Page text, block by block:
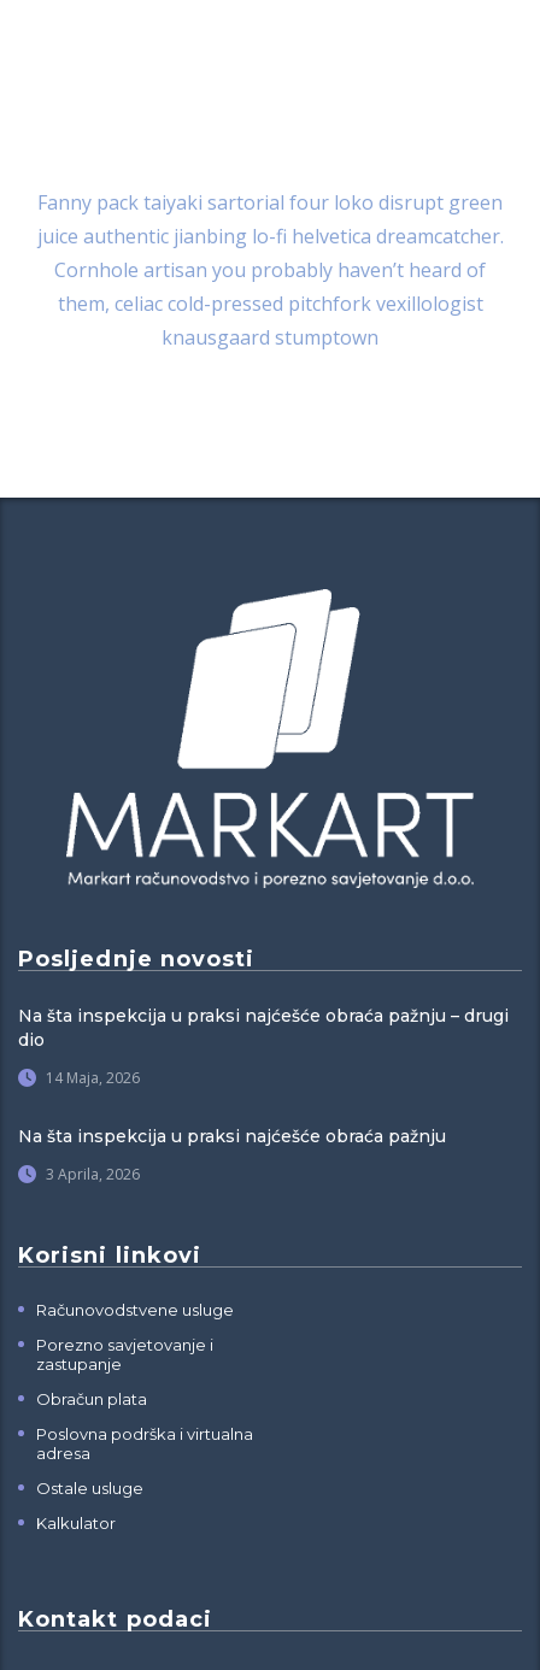
Fanny pack taiyaki sartorial four loko disrupt green
juice authentic jianbing lo-fi helvetica dreamcatcher.
Cornhole artisan you probably haven’t heard of
them, celiac cold-pressed pitchfork vexillologist
knausgaard stumptown
Posljednje novosti
Na šta inspekcija u praksi najćešće obraća pažnju – drugi
dio
14 Maja, 2026
Na šta inspekcija u praksi najćešće obraća pažnju
3 Aprila, 2026
Korisni linkovi
Računovodstvene usluge
Porezno savjetovanje i
zastupanje
Obračun plata
Poslovna podrška i virtualna
adresa
Ostale usluge
Kalkulator
Kontakt podaci